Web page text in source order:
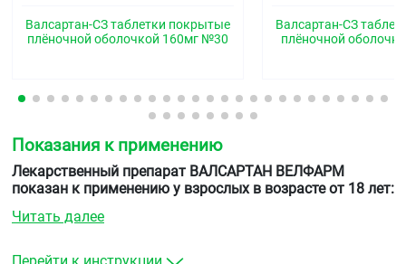
Валсартан-СЗ таблетки покрытые
плёночной оболочкой 160мг №30
Валсартан-СЗ
плёночной
Показания к применению
Лекарственный препарат ВАЛСАРТАН ВЕЛФАРМ
показан к применению у взрослых в возрасте от 18 лет:
для лечения высокого артериального давления
для лечения хронической сердечной
Читать далее